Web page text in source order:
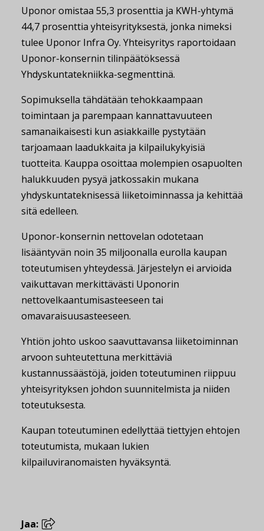
Uponor omistaa 55,3 prosenttia ja KWH-yhtymä
44,7 prosenttia yhteisyrityksestä, jonka nimeksi
tulee Uponor Infra Oy. Yhteisyritys raportoidaan
Uponor-konsernin tilinpäätöksessä
Yhdyskuntatekniikka-segmenttinä.
Sopimuksella tähdätään tehokkaampaan
toimintaan ja parempaan kannattavuuteen
samanaikaisesti kun asiakkaille pystytään
tarjoamaan laadukkaita ja kilpailukykyisiä
tuotteita. Kauppa osoittaa molempien osapuolten
halukkuuden pysyä jatkossakin mukana
yhdyskuntateknisessä liiketoiminnassa ja kehittää
sitä edelleen.
Uponor-konsernin nettovelan odotetaan
lisääntyvän noin 35 miljoonalla eurolla kaupan
toteutumisen yhteydessä. Järjestelyn ei arvioida
vaikuttavan merkittävästi Uponorin
nettovelkaantumisasteeseen tai
omavaraisuusasteeseen.
Yhtiön johto uskoo saavuttavansa liiketoiminnan
arvoon suhteutettuna merkittäviä
kustannussäästöjä, joiden toteutuminen riippuu
yhteisyrityksen johdon suunnitelmista ja niiden
toteutuksesta.
Kaupan toteutuminen edellyttää tiettyjen ehtojen
toteutumista, mukaan lukien
kilpailuviranomaisten hyväksyntä.
Jaa: